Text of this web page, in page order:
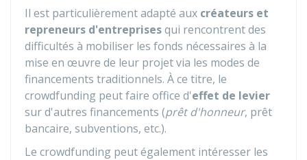
Il est particulièrement adapté aux créateurs et
repreneurs d'entreprisesqui rencontrent des
difficultés à mobiliser les fonds nécessaires à la
mise en œuvre de leur projet via les modes de
financements traditionnels. À ce titre, le
crowdfunding peut faire office d'effet de levier
sur d'autres financements (prêt d'honneur, prêt
bancaire, subventions, etc.).
Le crowdfunding peut également intéresser les